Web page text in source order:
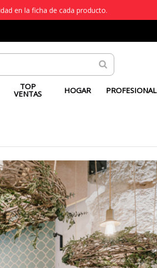
en la ficha de cada producto.
TOP
VENTAS HOGAR PROFESIONAL